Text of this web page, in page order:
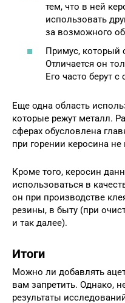
тем, что в ней
использовать
за возможного
Примус, который
Отличается он
Его часто берут
Еще одна область
которые режут металл.
сферах обусловлена
при горении керосина не
Кроме того, керосин
использоваться в
он при производстве
резины, в быту (при
и так далее).
Итоги
Можно ли добавлять
вам запретить. Однако,
результаты